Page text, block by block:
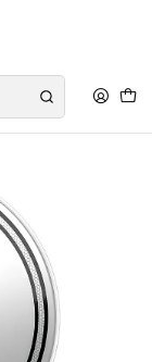
16